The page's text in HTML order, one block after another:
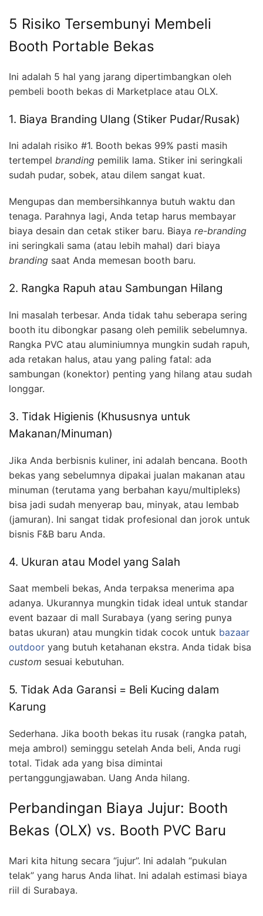
5 Risiko Tersembunyi Membeli
Booth Portable Bekas
Ini adalah 5 hal yang jarang dipertimbangkan oleh
pembeli booth bekas di Marketplace atau OLX.
1. Biaya Branding Ulang (Stiker Pudar/Rusak)
Ini adalah risiko #1. Booth bekas 99% pasti masih
tertempel branding pemilik lama. Stiker ini seringkali
sudah pudar, sobek, atau dilem sangat kuat.
Mengupas dan membersihkannya butuh waktu dan
tenaga. Parahnya lagi, Anda tetap harus membayar
biaya desain dan cetak stiker baru. Biaya re-branding
branding saat Anda memesan booth baru.
2. Rangka Rapuh atau Sambungan Hilang
Ini masalah terbesar. Anda tidak tahu seberapa sering
booth itu dibongkar pasang oleh pemilik sebelumnya.
Rangka PVC atau aluminiumnya mungkin sudah rapuh,
ada retakan halus, atau yang paling fatal: ada
sambungan (konektor) penting yang hilang atau sudah
longgar.
3. Tidak Higienis (Khususnya untuk
Makanan/Minuman)
Jika Anda berbisnis kuliner, ini adalah bencana. Booth
bekas yang sebelumnya dipakai jualan makanan atau
minuman (terutama yang berbahan kayu/multipleks)
bisa jadi sudah menyerap bau, minyak, atau lembab
(jamuran). Ini sangat tidak profesional dan jorok untuk
bisnis F&B baru Anda.
4. Ukuran atau Model yang Salah
Saat membeli bekas, Anda terpaksa menerima apa
adanya. Ukurannya mungkin tidak ideal untuk standar
event bazaar di mall Surabaya (yang sering punya
batas ukuran) atau mungkin tidak cocok untuk bazaar
outdoor
custom sesuai kebutuhan.
5. Tidak Ada Garansi = Beli Kucing dalam
Karung
Sederhana. Jika booth bekas itu rusak (rangka patah,
meja ambrol) seminggu setelah Anda beli, Anda rugi
total. Tidak ada yang bisa dimintai
pertanggungjawaban. Uang Anda hilang.
Perbandingan Biaya Jujur: Booth
Bekas (OLX) vs. Booth PVC Baru
Mari kita hitung secara “jujur”. Ini adalah “pukulan
telak” yang harus Anda lihat. Ini adalah estimasi biaya
riil di Surabaya.